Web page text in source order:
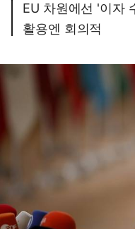
EU 차원에선 '이자
활용엔 회의적